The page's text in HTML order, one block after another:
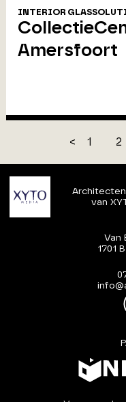
INTERIOR
Amersfoort
< 1 2
van
Van
1701